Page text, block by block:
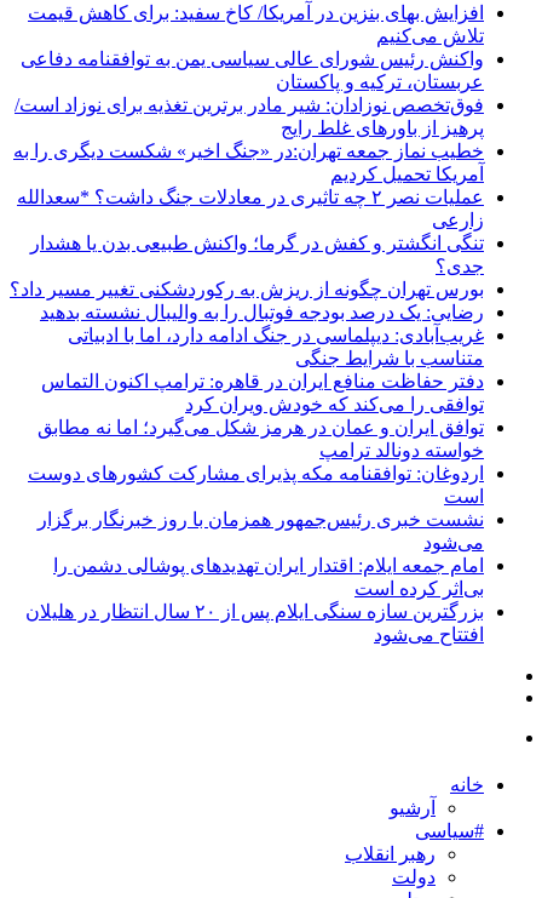
افزایش بهای بنزین در آمریکا/ کاخ سفید: برای کاهش قیمت
تلاش می‌کنیم
واکنش رئیس شورای عالی سیاسی یمن به توافقنامه دفاعی
عربستان، ترکیه و پاکستان
فوق‌تخصص نوزادان: شیر مادر برترین تغذیه برای نوزاد است/
پرهیز از باورهای غلط رایج
خطیب نماز جمعه تهران:در «جنگ اخیر» شکست دیگری را به
آمریکا تحمیل کردیم
عملیات نصر ۲ چه تاثیری در معادلات جنگ داشت؟ *سعدالله
زارعی
تنگی انگشتر و کفش در گرما؛ واکنش طبیعی بدن یا هشدار
جدی؟
بورس تهران چگونه از ریزش به رکوردشکنی تغییر مسیر داد؟
رضایی: یک درصد بودجه فوتبال را به والیبال نشسته بدهید
غریب‌آبادی: دیپلماسی در جنگ ادامه دارد، اما با ادبیاتی
متناسب با شرایط جنگی
دفتر حفاظت منافع ایران در قاهره: ترامپ اکنون التماس
توافقی را می‌کند که خودش ویران کرد
توافق ایران و عمان در هرمز شکل می‌گیرد؛ اما نه مطابق
خواسته دونالد ترامپ
اردوغان: توافقنامه مکه پذیرای مشارکت کشورهای دوست
است
نشست خبری رئیس‌جمهور همزمان با روز خبرنگار برگزار
می‌شود
امام جمعه ایلام: اقتدار ایران تهدیدهای پوشالی دشمن را
بی‌اثر کرده است
بزرگترین سازه سنگی ایلام پس از ۲۰ سال انتظار در هلیلان
افتتاح می‌شود
خانه
آرشیو
#سیاسی
رهبر انقلاب
دولت